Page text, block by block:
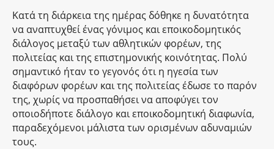
Κατά τη διάρκεια της ημέρας δόθηκε η δυνατότητα
να αναπτυχθεί ένας γόνιμος και εποικοδομητικός
διάλογος μεταξύ των αθλητικών φορέων, της
πολιτείας και της επιστημονικής κοινότητας. Πολύ
σημαντικό ήταν το γεγονός ότι η ηγεσία των
διαφόρων φορέων και της πολιτείας έδωσε το παρόν
της, χωρίς να προσπαθήσει να αποφύγει τον
οποιοδήποτε διάλογο και εποικοδομητική διαφωνία,
παραδεχόμενοι μάλιστα των ορισμένων αδυναμιών
τους.